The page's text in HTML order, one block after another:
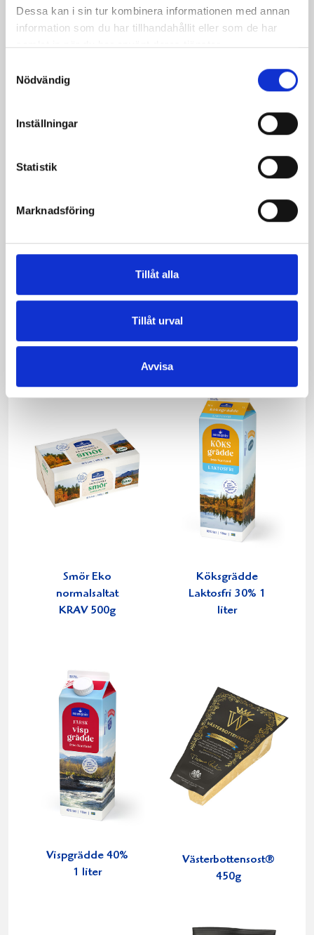
Dessa kan i sin tur kombinera informationen med annan
information som du har tillhandahållit eller som de har
samlat in när du har använt deras tjänster.
Nödvändig
Inställningar
Statistik
Marknadsföring
Tillåt alla
Tillåt urval
Avvisa
Smör Eko
normalsaltat
KRAV 500g
Köksgrädde
Laktosfri 30% 1
liter
Vispgrädde 40%
1 liter
Västerbottensost®
450g